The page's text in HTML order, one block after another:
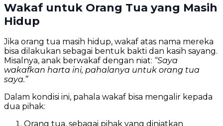
Wakaf untuk Orang Tua yang Masih
Hidup
Jika orang tua masih hidup, wakaf atas nama mereka
bisa dilakukan sebagai bentuk bakti dan kasih sayang.
Misalnya, anak berwakaf dengan niat: “Saya
wakafkan harta ini, pahalanya untuk orang tua
saya.”
Dalam kondisi ini, pahala wakaf bisa mengalir kepada
dua pihak:
Orang tua, sebagai pihak yang diniatkan